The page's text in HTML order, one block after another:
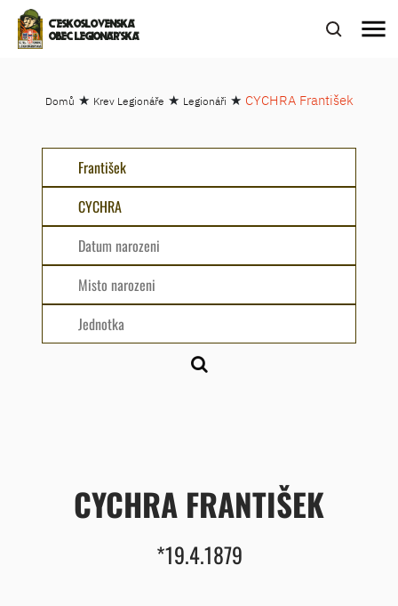
ČESKOSLOVENSKÁ
OBEC LEGIONÁŘSKÁ
menu
Domů ★ Krev Legionáře ★ Legionáři ★ CYCHRA František
CYCHRA FRANTIŠEK
*19.4.1879